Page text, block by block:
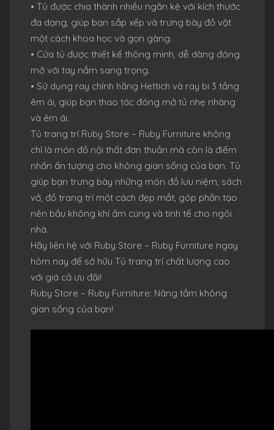
• Tủ được chia thành nhiều ngăn kệ với kích thước
đa dạng, giúp bạn sắp xếp và trưng bày đồ vật
một cách khoa học và gọn gàng.
• Cửa tủ được thiết kế thông minh, dễ dàng đóng
mở với tay nắm sang trọng.
• Sử dụng ray chính hãng Hettich và ray bi 3 tầng
êm ái, giúp bạn thao tác đóng mở tủ nhẹ nhàng
và êm ái.
Tủ trang trí Ruby Store – Ruby Furniture không
chỉ là món đồ nội thất đơn thuần mà còn là điểm
nhấn ấn tượng cho không gian sống của bạn. Tủ
giúp bạn trưng bày những món đồ lưu niệm, sách
vở, đồ trang trí một cách đẹp mắt, góp phần tạo
nên bầu không khí ấm cúng và tinh tế cho ngôi
nhà.
Hãy liên hệ với Ruby Store – Ruby Furniture ngay
hôm nay để sở hữu Tủ trang trí chất lượng cao
với giá cả ưu đãi!
Ruby Store – Ruby Furniture: Nâng tầm không
gian sống của bạn!